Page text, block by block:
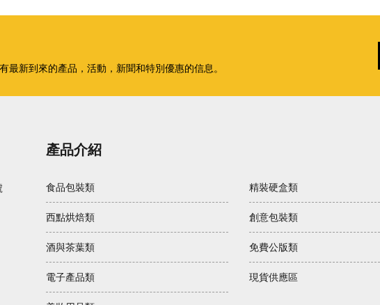
最新到來的產品，活動，新聞和特別優惠的信息。
產品介紹
食品包裝類
西點烘焙類
酒與茶葉類
電子產品類
精裝硬盒類
創意包裝類
免費公版類
現貨供應區